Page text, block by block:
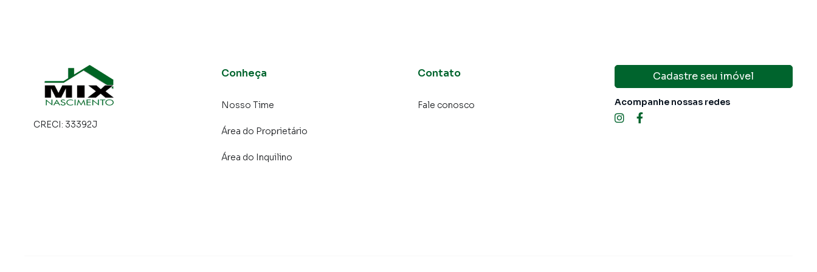
CRECI: 33392J
Conheça
Nosso Time
Área do Proprietário
Área do Inquilino
Contato
Fale conosco
Cadastre seu imóvel
Acompanhe nossas redes